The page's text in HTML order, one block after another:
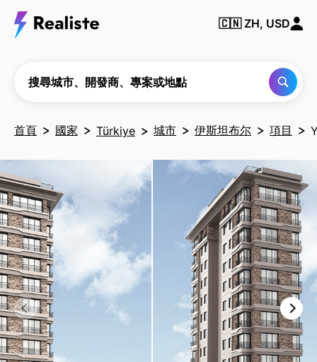
點
🇨🇳ZH, USD
搜尋城市、開發商、專案或地點
首頁 國家 Türkiye 城市 伊斯坦布尔 項目